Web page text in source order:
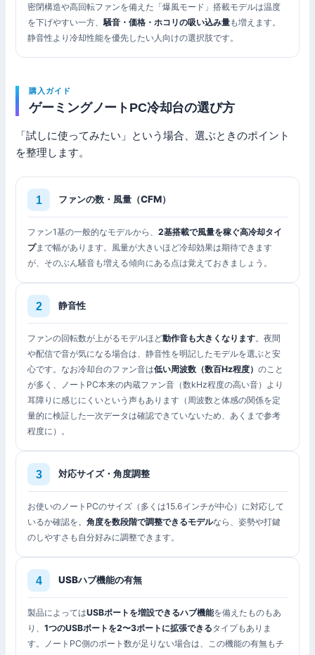
密閉構造や高回転ファンを備えた「爆風モード」搭載モデルは温度
を下げやすい一方、騒音・価格・ホコリの吸い込み量も増えます。
静音性より冷却性能を優先したい人向けの選択肢です。
購入ガイド
ゲーミングノートPC冷却台の選び方
「試しに使ってみたい」という場合、選ぶときのポイント
を整理します。
ファンの数・風量（CFM）
ファン1基の一般的なモデルから、2基搭載で風量を稼ぐ高冷却タイ
プまで幅があります。風量が大きいほど冷却効果は期待できます
が、そのぶん騒音も増える傾向にある点は覚えておきましょう。
静音性
ファンの回転数が上がるモデルほど動作音も大きくなります。夜間
や配信で音が気になる場合は、静音性を明記したモデルを選ぶと安
心です。なお冷却台のファン音は低い周波数（数百Hz程度）のこと
が多く、ノートPC本来の内蔵ファン音（数kHz程度の高い音）より
耳障りに感じにくいという声もあります（周波数と体感の関係を定
量的に検証した一次データは確認できていないため、あくまで参考
程度に）。
対応サイズ・角度調整
お使いのノートPCのサイズ（多くは15.6インチが中心）に対応して
いるか確認を。角度を数段階で調整できるモデルなら、姿勢や打鍵
のしやすさも自分好みに調整できます。
USBハブ機能の有無
製品によってはUSBポートを増設できるハブ機能を備えたものもあ
り、1つのUSBポートを2〜3ポートに拡張できるタイプもありま
す。ノートPC側のポート数が足りない場合は、この機能の有無もチ